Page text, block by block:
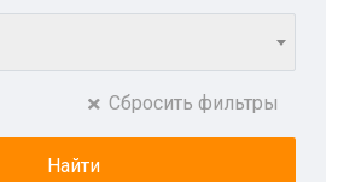
Сбросить фильтры